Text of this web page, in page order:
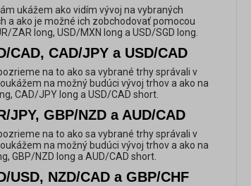
ukážem ako vidím vývoj na vybraných
a ako je možné ich zobchodovať pomocou
ZAR long, USD/MXN long a USD/SGD long.
CAD, CAD/JPY a USD/CAD
na to ako sa vybrané trhy správali v
na možný budúci vývoj trhov a ako na
CAD/JPY long a USD/CAD short.
JPY, GBP/NZD a AUD/CAD
na to ako sa vybrané trhy správali v
na možný budúci vývoj trhov a ako na
GBP/NZD long a AUD/CAD short.
USD, NZD/CAD a GBP/CHF